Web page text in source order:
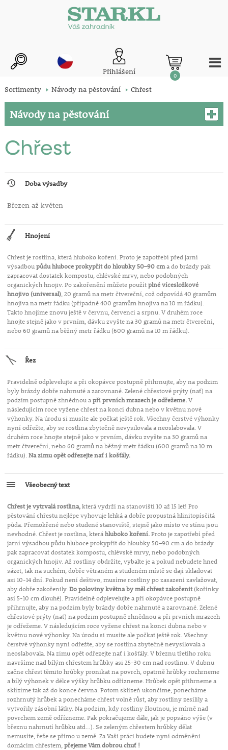
Přihlášení 0
Sortimenty Návody na pěstování Chřest
Návody na pěstování
Chřest
Doba výsadby
Březen až květen
Hnojení
Chřest je rostlina, která hluboko koření. Proto je zapotřebí před jarní
výsadboupůdu hluboce prokypřit do hloubky 50–90 cma do brázdy pak
zapracovat dostatek kompostu, chlévské mrvy, nebo podobných
organických hnojiv. Po zakořenění můžete použítplné vícesložkové
hnojivo (universal), 20 gramů na metr čtvereční, což odpovídá 40 gramům
hnojiva na metr řádku (případně 400 gramům hnojiva na 10 m řádku).
Takto hnojíme znovu ještě v červnu, červenci a srpnu. V druhém roce
hnojte stejně jako v prvním, dávku zvyšte na 30 gramů na metr čtvereční,
nebo 60 gramů na běžný metr řádku (600 gramů na 10 m řádku).
Řez
Pravidelně odplevelujte a při okopávce postupně přihrnujte, aby na podzim
byly brázdy dobře nahrnuté a zarovnané. Zelené chřestové prýty (nať) na
podzim postupně zhnědnou apři prvních mrazech je odřežeme.V
následujícím roce vyžene chřest na konci dubna nebo v květnu nové
výhonky. Na úrodu si musíte ale počkat ještě rok. Všechny čerstvé výhonky
nyní odřežte, aby se rostlina zbytečně nevysilovala a neoslabovala. V
druhém roce hnojte stejně jako v prvním, dávku zvyšte na 30 gramů na
metr čtvereční, nebo 60 gramů na běžný metr řádku (600 gramů na 10 m
řádku).Na zimu opět odřezejte nať i košťály.
Všeobecný text
Chřest je vytrvalá rostlina,která vydrží na stanovišti 10 až 15 let! Pro
pěstování chřestu nejlépe vyhovuje lehká a dobře propustná hlinitopísčitá
půda. Přemokřené nebo studené stanoviště, stejně jako místo ve stínu jsou
nevhodné. Chřest je rostlina, kteráhluboko koření.Proto je zapotřebí před
jarní výsadbou půdu hluboce prokypřit do hloubky 50–90 cm a do brázdy
pak zapracovat dostatek kompostu, chlévské mrvy, nebo podobných
organických hnojiv. Až rostliny obdržíte, vybalte je a pokud nebudete hned
sázet, tak na suchém, dobře větraném a studeném místě se dají skladovat
asi 10-14 dní. Pokud není deštivo, musíme rostliny po zasazení zavlažovat,
aby dobře zakořenily.Do poloviny května by měl chřest zakořenit(kořínky
asi 5-10 cm dlouhé). Pravidelně odplevelujte a při okopávce postupně
přihrnujte, aby na podzim byly brázdy dobře nahrnuté a zarovnané. Zelené
chřestové prýty (nať) na podzim postupně zhnědnou a při prvních mrazech
je odřežeme. V následujícím roce vyžene chřest na konci dubna nebo v
květnu nové výhonky. Na úrodu si musíte ale počkat ještě rok. Všechny
čerstvé výhonky nyní odřežte, aby se rostlina zbytečně nevysilovala a
neoslabovala. Na zimu opět odřezejte nať i košťály. V březnu třetího roku
navršíme nad bílým chřestem hrůbky asi 25-30 cm nad rostlinu. V dubnu
začne chřest těmito hrůbky pronikat na povrch, opatrně hrůbky rozhrneme
a bílý výhonek v délce výšky hrůbku odřízneme. Hrůbek opět přihrneme a
sklízíme tak až do konce června. Potom sklizeň ukončíme, ponecháme
rozhrnutý hrůbek a ponecháme chřest volně růst, aby rostliny zesílily a
vytvořily zásobní látky. Na podzim, kdy rostliny žloutnou, je mírně nad
povrchem země odřízneme. Pak pokračujeme dále, jak je popsáno výše (v
březnu nahrnutí hrůbku atd…). Se zeleným chřestem hrůbky dělat
nemusíte, řeže se přímo u země. Za Vaši práci budete nyní odměněni
domácím chřestem,přejeme Vám dobrou chuť !